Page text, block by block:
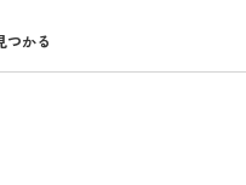
つかる